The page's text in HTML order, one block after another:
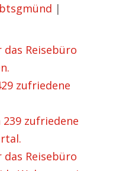
|
das Reisebüro
zufriedene
zufriedene
das Reisebüro